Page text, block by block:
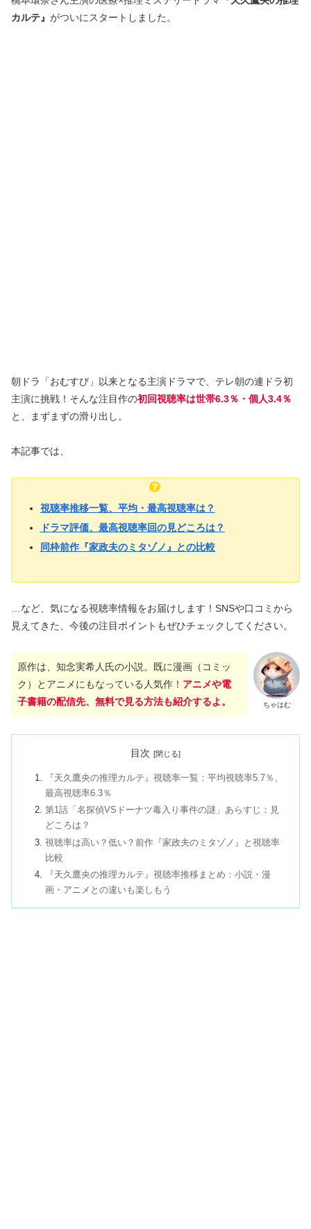
カルテ』 がついにスタートしました。
朝ドラ「おむすび」以来となる主演ドラマで、テレ朝の連ドラ初
主演に挑戦！そんな注目作の初回視聴率は世帯6.3％・個人3.4％
と、まずまずの滑り出し。
本記事では、
視聴率推移一覧、平均・最高視聴率は？
ドラマ評価、最高視聴率回の見どころは？
同枠前作『家政夫のミタゾノ』との比較
…など、気になる視聴率情報をお届けします！SNSや口コミから
見えてきた、今後の注目ポイントもぜひチェックしてください。
ちゃはむ
原作は、知念実希人氏の小説。既に漫画（コミッ
ク）とアニメにもなっている人気作！ アニメや電
子書籍の配信先、無料で見る方法も紹介するよ。
目次
『天久鷹央の推理カルテ』視聴率一覧：平均視聴率5.7％、
最高視聴率6.3％
第1話「名探偵VSドーナツ毒入り事件の謎」あらすじ：見
どころは？
視聴率は高い？低い？前作『家政夫のミタゾノ』と視聴率
比較
『天久鷹央の推理カルテ』視聴率推移まとめ：小説・漫
画・アニメとの違いも楽しもう